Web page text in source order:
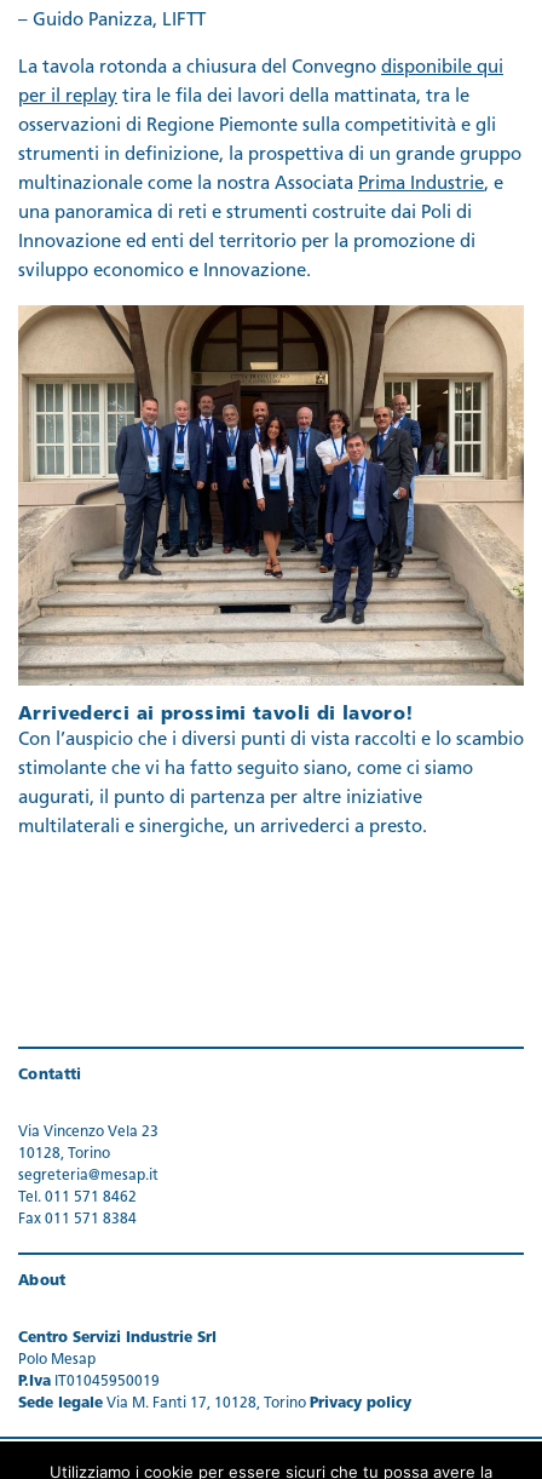
– Guido Panizza, LIFTT
La tavola rotonda a chiusura del Convegno disponibile qui
per il replay tira le fila dei lavori della mattinata, tra le
osservazioni di Regione Piemonte sulla competitività e gli
strumenti in definizione, la prospettiva di un grande gruppo
multinazionale come la nostra Associata Prima Industrie, e
una panoramica di reti e strumenti costruite dai Poli di
Innovazione ed enti del territorio per la promozione di
sviluppo economico e Innovazione.
Arrivederci ai prossimi tavoli di lavoro!
Con l’auspicio che i diversi punti di vista raccolti e lo scambio
stimolante che vi ha fatto seguito siano, come ci siamo
augurati, il punto di partenza per altre iniziative
multilaterali e sinergiche, un arrivederci a presto.
Contatti
Via Vincenzo Vela 23
10128, Torino
segreteria@mesap.it
Tel. 011 571 8462
Fax 011 571 8384
About
Centro Servizi Industrie Srl
Polo Mesap
P.Iva IT01045950019
Sede legale Via M. Fanti 17, 10128, Torino Privacy policy
Utilizziamo i cookie per essere sicuri che tu possa avere la